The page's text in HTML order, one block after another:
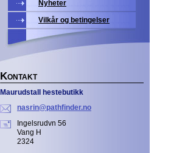
Nyheter
Vilkår og betingelser
KONTAKT
Maurudstall hestebutikk
nasrin@pathfinder.no
Ingelsrudvn 56
Vang H
2324